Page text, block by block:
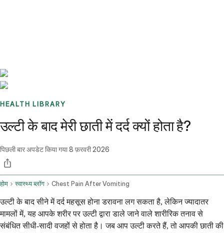
HEALTH LIBRARY
उल्टी के बाद मेरी छाती में दर्द क्यों होता है?
पिछली बार अपडेट किया गया8 फ़रवरी 2026
होम स्वास्थ्य ब्लॉग Chest Pain After Vomiting
उल्टी के बाद सीने में दर्द महसूस होना डरावना लग सकता है, लेकिन ज्यादातर
मामलों में, यह आपके शरीर पर उल्टी द्वारा डाले जाने वाले शारीरिक तनाव से
संबंधित सीधी-सादी वजहों से होता है। जब आप उल्टी करते हैं, तो आपकी छाती की